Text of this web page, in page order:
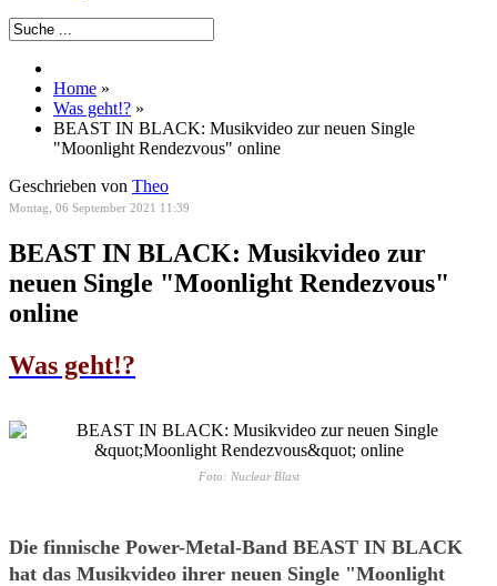
Home »
Was geht!? »
BEAST IN BLACK: Musikvideo zur neuen Single
"Moonlight Rendezvous" online
Geschrieben von Theo
Montag, 06 September 2021 11:39
BEAST IN BLACK: Musikvideo zur
neuen Single "Moonlight Rendezvous"
online
Was geht!?
Foto: Nuclear Blast
Die finnische Power-Metal-Band BEAST IN BLACK
hat das Musikvideo ihrer neuen Single "Moonlight